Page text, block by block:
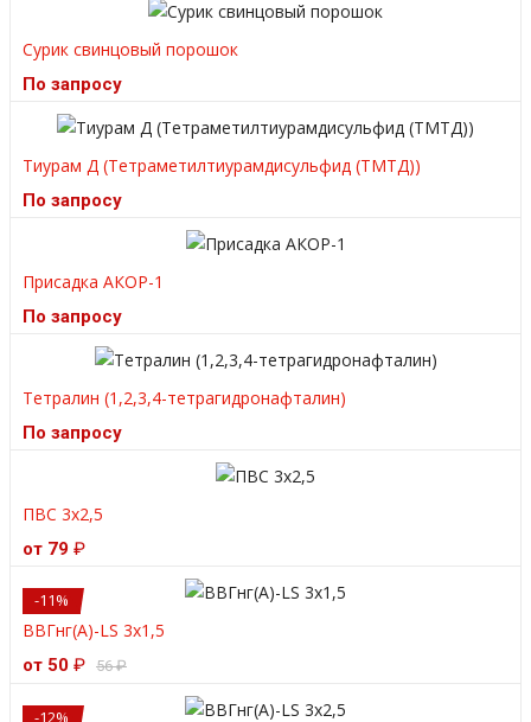
Сурик свинцовый порошок
По запросу
Тиурам Д (Тетраметилтиурамдисульфид (ТМТД))
По запросу
Присадка АКОР-1
По запросу
Тетралин (1,2,3,4-тетрагидронафталин)
По запросу
ПВС 3х2,5
от 79 ₽
-11%
ВВГнг(А)-LS 3х1,5
от 50 ₽ 56₽
-12%